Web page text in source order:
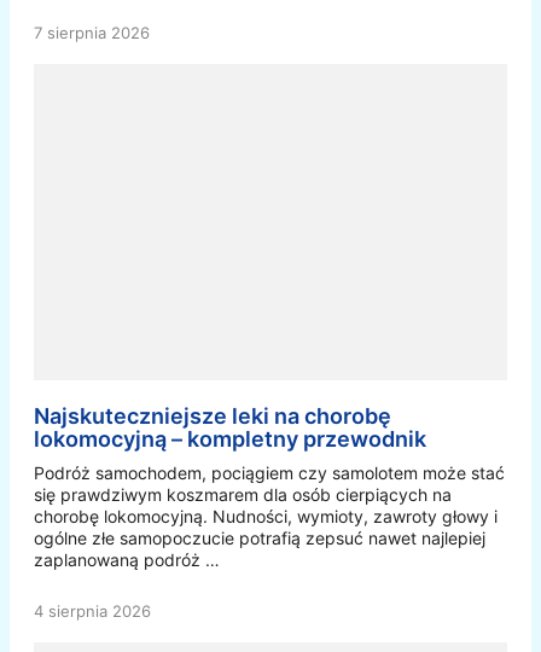
7 sierpnia 2026
Najskuteczniejsze leki na chorobę
lokomocyjną – kompletny przewodnik
Podróż samochodem, pociągiem czy samolotem może stać
się prawdziwym koszmarem dla osób cierpiących na
chorobę lokomocyjną. Nudności, wymioty, zawroty głowy i
ogólne złe samopoczucie potrafią zepsuć nawet najlepiej
zaplanowaną podróż …
4 sierpnia 2026